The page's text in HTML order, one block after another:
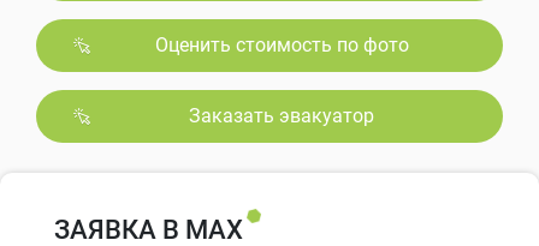
Оценить стоимость по фото
Заказать эвакуатор
ЗАЯВКА В MAX